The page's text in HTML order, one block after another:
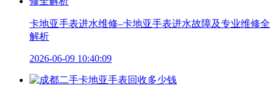
卡地亚手表进水维修–卡地亚手表进水故障及专业维修全
解析
2026-06-09 10:40:09